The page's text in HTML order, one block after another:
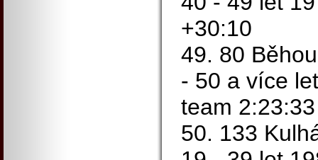
+30:10
49. 80
- 50 a více
team
50. 133